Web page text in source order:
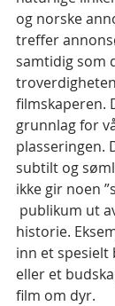
og norske
treffer
samtidig som
filmskaperen.
grunnlag for
plasseringen.
subtilt og
ikke gir noen
publikum ut
historie.
inn et spesielt
eller et
film om dyr.